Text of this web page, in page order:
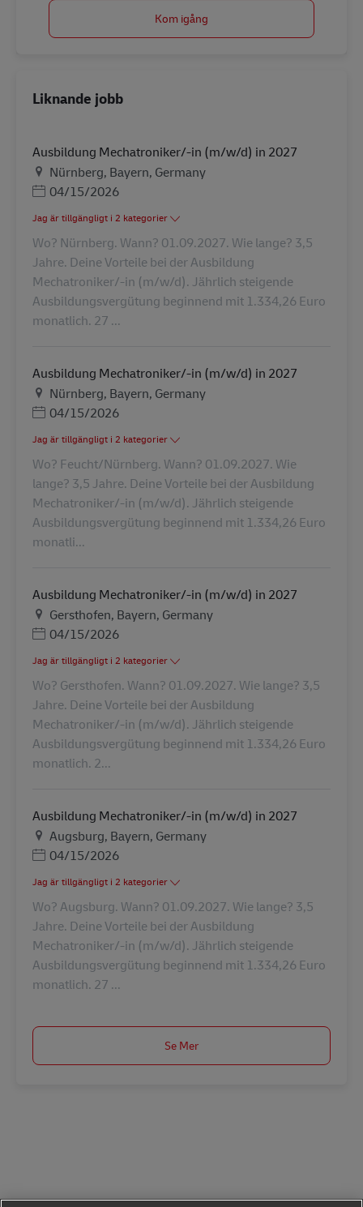
Kom igång
Liknande jobb
Ausbildung Mechatroniker/-in (m/w/d) in 2027
PlatsNürnberg, Bayern, Germany
Posted Date
04/15/2026
Jag är tillgängligt i 2 kategorier
Wo? Nürnberg. Wann? 01.09.2027. Wie lange? 3,5
Jahre. Deine Vorteile bei der Ausbildung
Mechatroniker/-in (m/w/d). Jährlich steigende
Ausbildungsvergütung beginnend mit 1.334,26 Euro
monatlich. 27 ...
Ausbildung Mechatroniker/-in (m/w/d) in 2027
PlatsNürnberg, Bayern, Germany
Posted Date
04/15/2026
Jag är tillgängligt i 2 kategorier
Wo? Feucht/Nürnberg. Wann? 01.09.2027. Wie
lange? 3,5 Jahre. Deine Vorteile bei der Ausbildung
Mechatroniker/-in (m/w/d). Jährlich steigende
Ausbildungsvergütung beginnend mit 1.334,26 Euro
monatli...
Ausbildung Mechatroniker/-in (m/w/d) in 2027
PlatsGersthofen, Bayern, Germany
Posted Date
04/15/2026
Jag är tillgängligt i 2 kategorier
Wo? Gersthofen. Wann? 01.09.2027. Wie lange? 3,5
Jahre. Deine Vorteile bei der Ausbildung
Mechatroniker/-in (m/w/d). Jährlich steigende
Ausbildungsvergütung beginnend mit 1.334,26 Euro
monatlich. 2...
Ausbildung Mechatroniker/-in (m/w/d) in 2027
PlatsAugsburg, Bayern, Germany
Posted Date
04/15/2026
Jag är tillgängligt i 2 kategorier
Wo? Augsburg. Wann? 01.09.2027. Wie lange? 3,5
Jahre. Deine Vorteile bei der Ausbildung
Mechatroniker/-in (m/w/d). Jährlich steigende
Ausbildungsvergütung beginnend mit 1.334,26 Euro
monatlich. 27 ...
Se Mer